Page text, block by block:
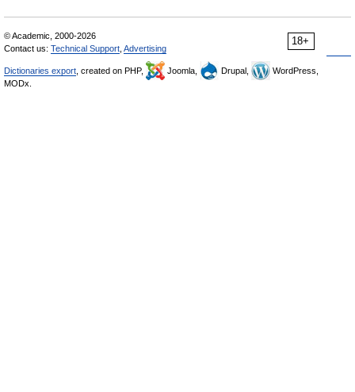
18+
© Academic, 2000-2026
Contact us: Technical Support Advertising
Dictionaries export , created on PHP, Joomla, Drupal,
WordPress,
MODx.